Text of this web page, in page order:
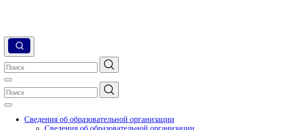
Сведения об образовательной организации
Сведения об образовательной организации